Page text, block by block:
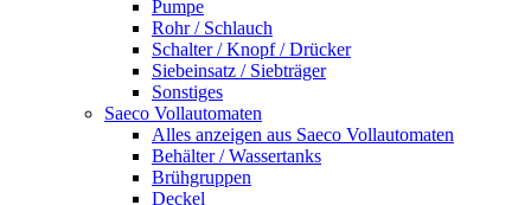
Pumpe
Rohr / Schlauch
Schalter / Knopf / Drücker
Siebeinsatz / Siebträger
Sonstiges
Saeco Vollautomaten
Alles anzeigen aus Saeco Vollautomaten
Behälter / Wassertanks
Brühgruppen
Deckel